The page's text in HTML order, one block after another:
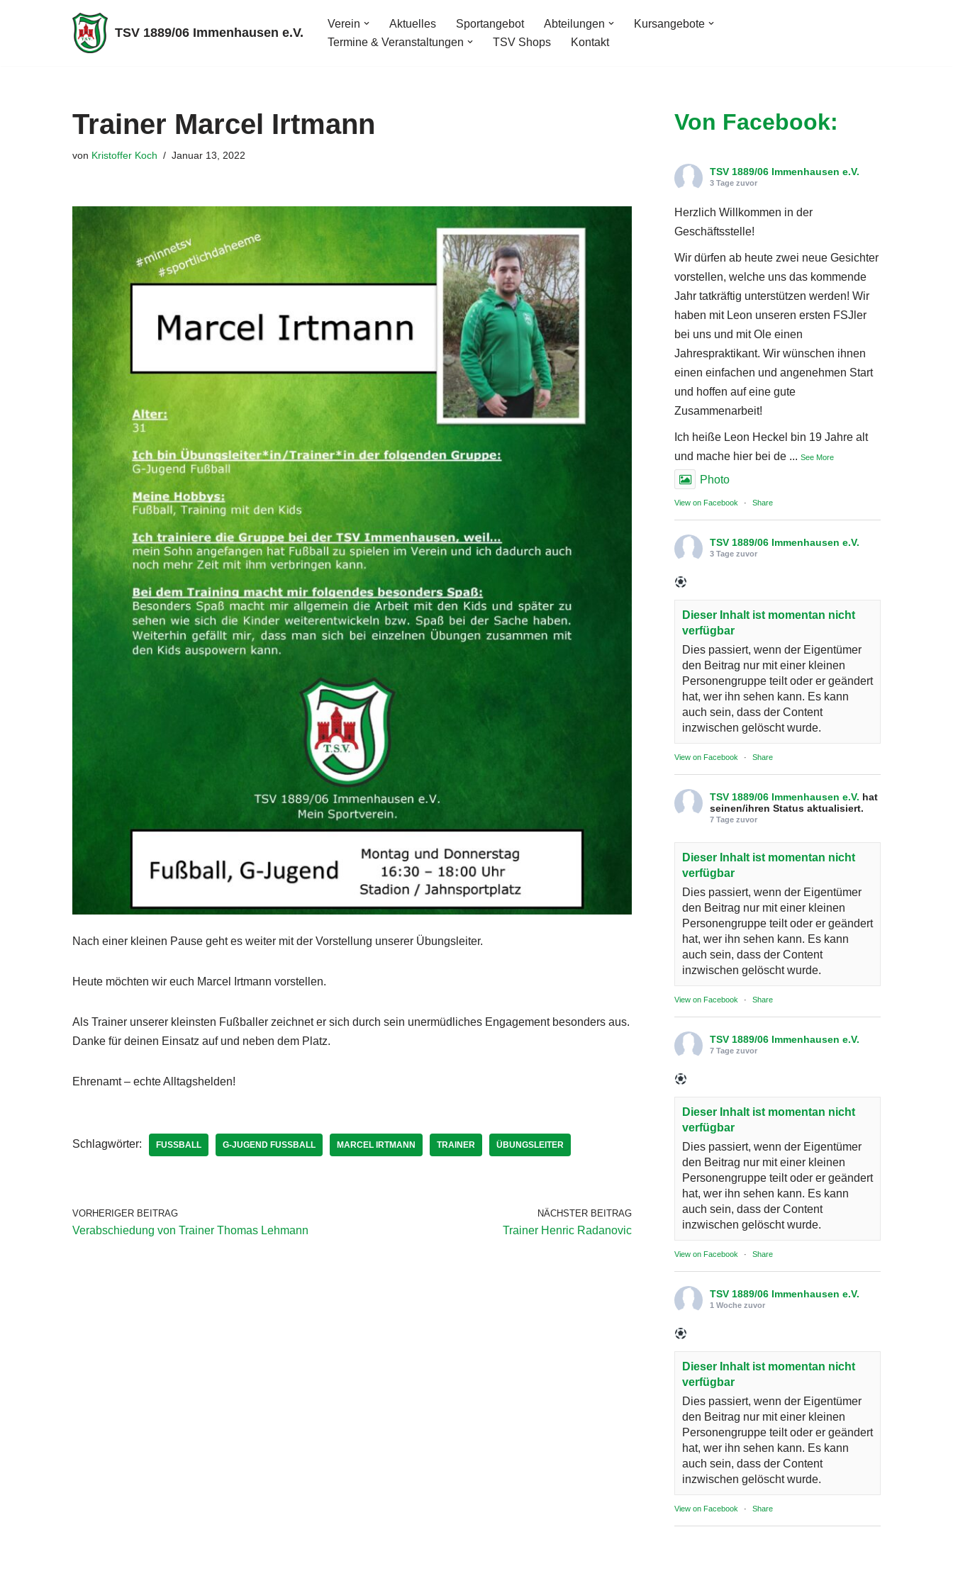
TSV 1889/06 Immenhausen e.V.
Verein Aktuelles Sportangebot Abteilungen
Kursangebote
Termine & Veranstaltungen
TSV Shops Kontakt
Trainer Marcel Irtmann
von Kristoffer Koch Januar 13, 2022
Nach einer kleinen Pause geht es weiter mit der Vorstellung unserer Übungsleiter.
Heute möchten wir euch Marcel Irtmann vorstellen.
Als Trainer unserer kleinsten Fußballer zeichnet er sich durch sein unermüdliches Engagement besonders aus.
Danke für deinen Einsatz auf und neben dem Platz.
Ehrenamt – echte Alltagshelden!
Schlagwörter: FUSSBALL G-JUGEND FUSSBALL MARCEL IRTMANN TRAINER ÜBUNGSLEITER
VORHERIGER BEITRAG
Verabschiedung von Trainer Thomas Lehmann
NÄCHSTER BEITRAG
Trainer Henric Radanovic
Von Facebook:
TSV 1889/06 Immenhausen e.V.
3 Tage zuvor
Herzlich Willkommen in der
Geschäftsstelle!
Wir dürfen ab heute zwei neue Gesichter
vorstellen, welche uns das kommende
Jahr tatkräftig unterstützen werden! Wir
haben mit Leon unseren ersten FSJler
bei uns und mit Ole einen
Jahrespraktikant. Wir wünschen ihnen
einen einfachen und angenehmen Start
und hoffen auf eine gute
Zusammenarbeit!
Ich heiße Leon Heckel bin 19 Jahre alt
und mache hier bei de ... See More
Photo
View on Facebook · Share
TSV 1889/06 Immenhausen e.V.
3 Tage zuvor
Dieser Inhalt ist momentan nicht
verfügbar
Dies passiert, wenn der Eigentümer
den Beitrag nur mit einer kleinen
Personengruppe teilt oder er geändert
hat, wer ihn sehen kann. Es kann
auch sein, dass der Content
inzwischen gelöscht wurde.
View on Facebook · Share
TSV 1889/06 Immenhausen e.V. hat
seinen/ihren Status aktualisiert.
7 Tage zuvor
Dieser Inhalt ist momentan nicht
verfügbar
Dies passiert, wenn der Eigentümer
den Beitrag nur mit einer kleinen
Personengruppe teilt oder er geändert
hat, wer ihn sehen kann. Es kann
auch sein, dass der Content
inzwischen gelöscht wurde.
View on Facebook · Share
TSV 1889/06 Immenhausen e.V.
7 Tage zuvor
Dieser Inhalt ist momentan nicht
verfügbar
Dies passiert, wenn der Eigentümer
den Beitrag nur mit einer kleinen
Personengruppe teilt oder er geändert
hat, wer ihn sehen kann. Es kann
auch sein, dass der Content
inzwischen gelöscht wurde.
View on Facebook · Share
TSV 1889/06 Immenhausen e.V.
1 Woche zuvor
Dieser Inhalt ist momentan nicht
verfügbar
Dies passiert, wenn der Eigentümer
den Beitrag nur mit einer kleinen
Personengruppe teilt oder er geändert
hat, wer ihn sehen kann. Es kann
auch sein, dass der Content
inzwischen gelöscht wurde.
View on Facebook · Share